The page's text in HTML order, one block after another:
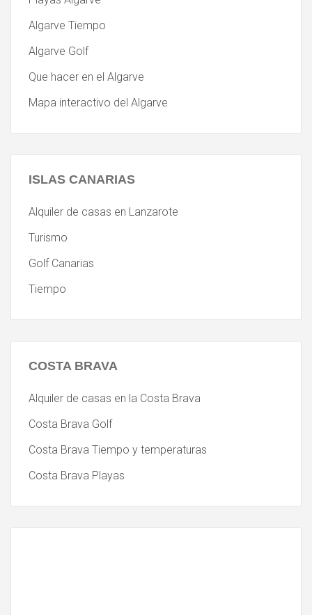
Algarve Tiempo
Algarve Golf
Que hacer en el Algarve
Mapa interactivo del Algarve
ISLAS CANARIAS
Alquiler de casas en Lanzarote
Turismo
Golf Canarias
Tiempo
COSTA BRAVA
Alquiler de casas en la Costa Brava
Costa Brava Golf
Costa Brava Tiempo y temperaturas
Costa Brava Playas